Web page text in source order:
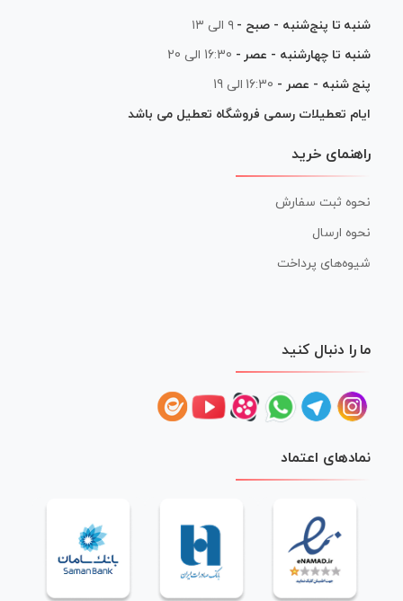
شنبه تا پنج‌شنبه - صبح - ۹ الی ۱۳
شنبه تا چهارشنبه - عصر - 16:30 الی 20
پنج شنبه - عصر - 16:30 الی 19
ایام تعطیلات رسمی فروشگاه تعطیل می باشد
راهنمای خرید
نحوه ثبت سفارش
نحوه ارسال
شیوه‌های پرداخت
ما را دنبال کنید
نمادهای اعتماد